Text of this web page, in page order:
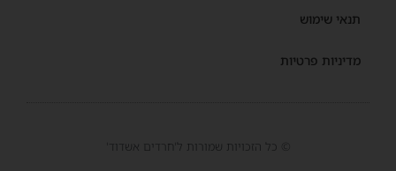
תנאי שימוש
מדיניות פרטיות
© כל הזכויות שמורות ל'חרדים אשדוד'